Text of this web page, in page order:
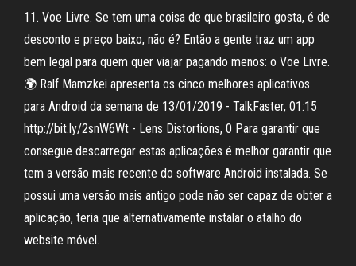
11. Voe Livre. Se tem uma coisa de que brasileiro gosta, é de
desconto e preço baixo, não é? Então a gente traz um app
bem legal para quem quer viajar pagando menos: o Voe Livre.
🌍 Ralf Mamzkei apresenta os cinco melhores aplicativos
para Android da semana de 13/01/2019 - TalkFaster, 01:15
http://bit.ly/2snW6Wt - Lens Distortions, 0 Para garantir que
consegue descarregar estas aplicações é melhor garantir que
tem a versão mais recente do software Android instalada. Se
possui uma versão mais antigo pode não ser capaz de obter a
aplicação, teria que alternativamente instalar o atalho do
website móvel.